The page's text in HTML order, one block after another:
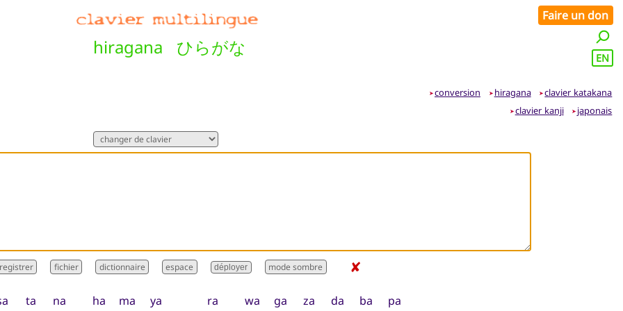
hiragana ひらがな
Faire un don
EN
➤ conversion ➤ hiragana ➤clavier katakana
➤ clavier kanji ➤ japonais
dictionnaire déployer ✘
ta na ha ma ya ra wa ga za da ba pa